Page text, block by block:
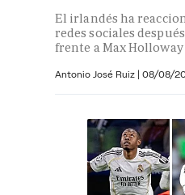
El irlandés ha
redes sociales
frente a Max Holloway
Antonio José Ruiz | 08/08/